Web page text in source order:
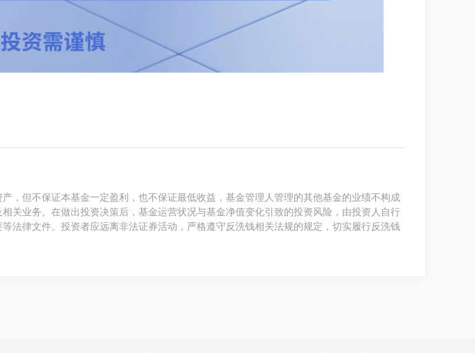
，但不保证本基金一定盈利，也不保证最低收益，基金管理人管理的其他基金的业绩不构成
关业务。在做出投资决策后，基金运营状况与基金净值变化引致的投资风险，由投资人自行
法律文件。投资者应远离非法证券活动，严格遵守反洗钱相关法规的规定，切实履行反洗钱